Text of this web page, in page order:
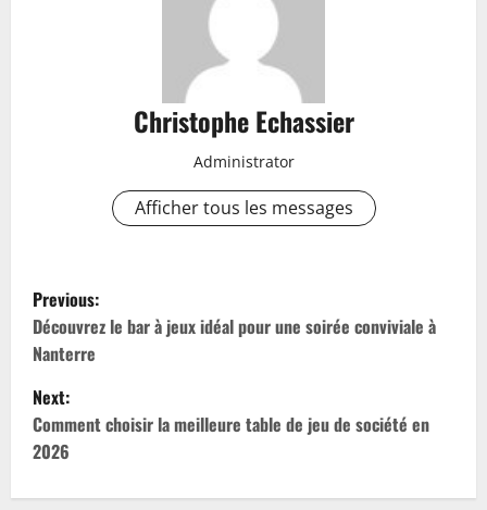
Christophe Echassier
Administrator
Afficher tous les messages
P
o
s
t
n
Previous:
Découvrez le bar à jeux idéal pour une soirée conviviale à
Nanterre
Next:
Comment choisir la meilleure table de jeu de société en
2026